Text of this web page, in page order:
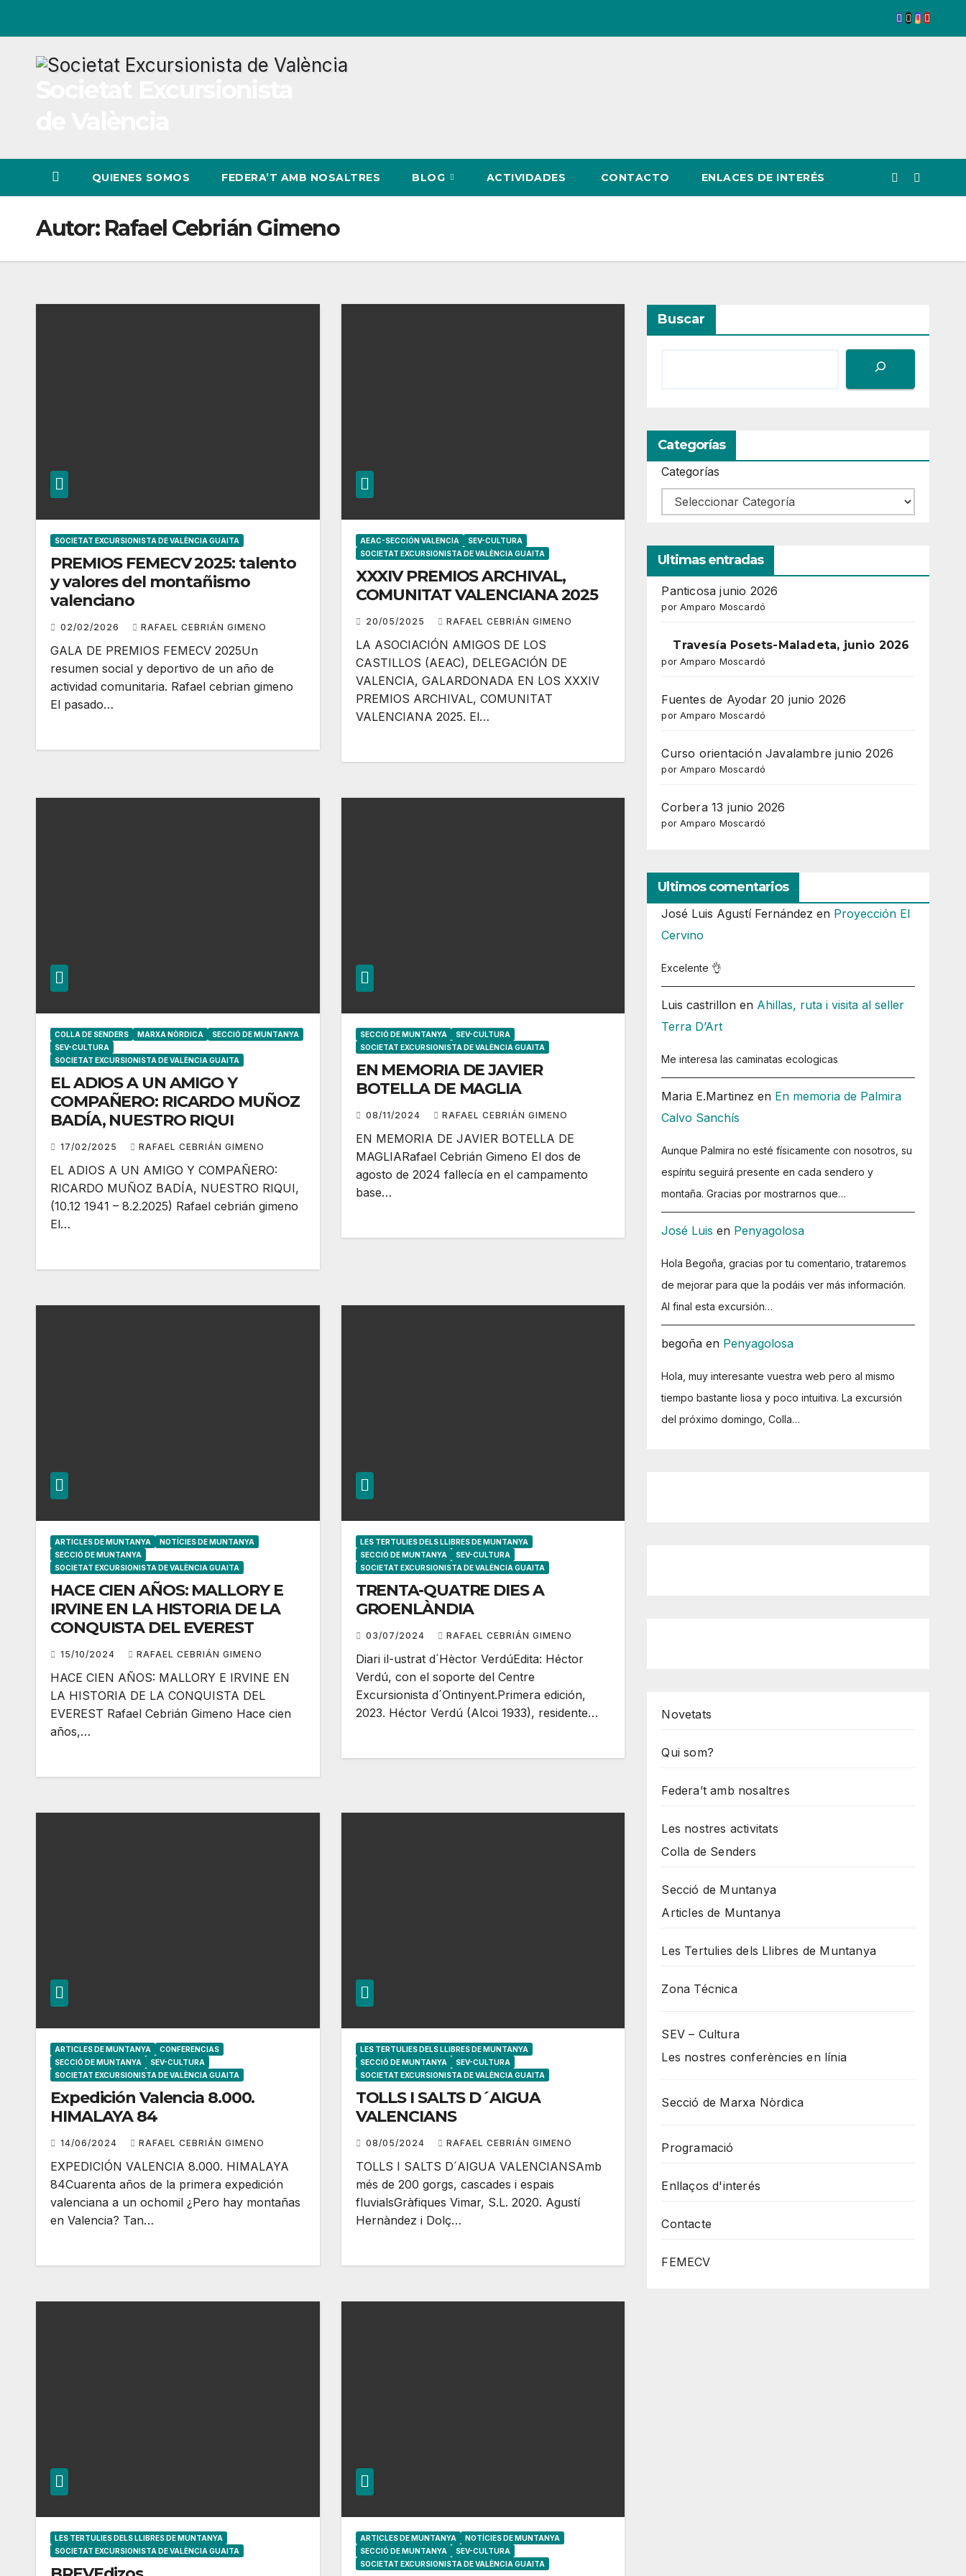
contenido
QUIENES SOMOS FEDERA’T AMB NOSALTRES BLOG ACTIVIDADES CONTACTO ENLACES DE INTERÉS
Autor: Rafael Cebrián Gimeno
SOCIETAT EXCURSIONISTA DE VALÈNCIA GUAITA
PREMIOS FEMECV 2025: talento
y valores del montañismo
valenciano
02/02/2026 RAFAEL CEBRIÁN GIMENO
GALA DE PREMIOS FEMECV 2025Un
resumen social y deportivo de un año de
actividad comunitaria. Rafael cebrian gimeno
El pasado…
AEAC-SECCIÓN VALENCIA
SEV-CULTURA
SOCIETAT EXCURSIONISTA DE VALÈNCIA GUAITA
XXXIV PREMIOS ARCHIVAL,
COMUNITAT VALENCIANA 2025
20/05/2025 RAFAEL CEBRIÁN GIMENO
LA ASOCIACIÓN AMIGOS DE LOS
CASTILLOS (AEAC), DELEGACIÓN DE
VALENCIA, GALARDONADA EN LOS XXXIV
PREMIOS ARCHIVAL, COMUNITAT
VALENCIANA 2025. El…
COLLA DE SENDERS MARXA NÒRDICA
SECCIÓ DE MUNTANYA
SEV-CULTURA
SOCIETAT EXCURSIONISTA DE VALÈNCIA GUAITA
EL ADIOS A UN AMIGO Y
COMPAÑERO: RICARDO MUÑOZ
BADÍA, NUESTRO RIQUI
17/02/2025 RAFAEL CEBRIÁN GIMENO
EL ADIOS A UN AMIGO Y COMPAÑERO:
RICARDO MUÑOZ BADÍA, NUESTRO RIQUI,
(10.12 1941 – 8.2.2025) Rafael cebrián gimeno
El…
SECCIÓ DE MUNTANYA
SEV-CULTURA
SOCIETAT EXCURSIONISTA DE VALÈNCIA GUAITA
EN MEMORIA DE JAVIER
BOTELLA DE MAGLIA
08/11/2024 RAFAEL CEBRIÁN GIMENO
EN MEMORIA DE JAVIER BOTELLA DE
MAGLIARafael Cebrián Gimeno El dos de
agosto de 2024 fallecía en el campamento
base…
ARTICLES DE MUNTANYA
NOTÍCIES DE MUNTANYA
SECCIÓ DE MUNTANYA
SOCIETAT EXCURSIONISTA DE VALÈNCIA GUAITA
HACE CIEN AÑOS: MALLORY E
IRVINE EN LA HISTORIA DE LA
CONQUISTA DEL EVEREST
15/10/2024 RAFAEL CEBRIÁN GIMENO
HACE CIEN AÑOS: MALLORY E IRVINE EN
LA HISTORIA DE LA CONQUISTA DEL
EVEREST Rafael Cebrián Gimeno Hace cien
años,…
LES TERTULIES DELS LLIBRES DE MUNTANYA
SECCIÓ DE MUNTANYA
SEV-CULTURA
SOCIETAT EXCURSIONISTA DE VALÈNCIA GUAITA
TRENTA-QUATRE DIES A
GROENLÀNDIA
03/07/2024 RAFAEL CEBRIÁN GIMENO
Diari il-ustrat d´Hèctor VerdúEdita: Héctor
Verdú, con el soporte del Centre
Excursionista d´Ontinyent.Primera edición,
2023. Héctor Verdú (Alcoi 1933), residente…
ARTICLES DE MUNTANYA
CONFERENCIAS
SECCIÓ DE MUNTANYA
SEV-CULTURA
SOCIETAT EXCURSIONISTA DE VALÈNCIA GUAITA
Expedición Valencia 8.000.
HIMALAYA 84
14/06/2024 RAFAEL CEBRIÁN GIMENO
EXPEDICIÓN VALENCIA 8.000. HIMALAYA
84Cuarenta años de la primera expedición
valenciana a un ochomil ¿Pero hay montañas
en Valencia? Tan…
LES TERTULIES DELS LLIBRES DE MUNTANYA
SECCIÓ DE MUNTANYA
SEV-CULTURA
SOCIETAT EXCURSIONISTA DE VALÈNCIA GUAITA
TOLLS I SALTS D´AIGUA
VALENCIANS
08/05/2024 RAFAEL CEBRIÁN GIMENO
TOLLS I SALTS D´AIGUA VALENCIANSAmb
més de 200 gorgs, cascades i espais
fluvialsGràfiques Vimar, S.L. 2020. Agustí
Hernàndez i Dolç…
LES TERTULIES DELS LLIBRES DE MUNTANYA
SOCIETAT EXCURSIONISTA DE VALÈNCIA GUAITA
ARTICLES DE MUNTANYA
NOTÍCIES DE MUNTANYA
SECCIÓ DE MUNTANYA
SEV-CULTURA
SOCIETAT EXCURSIONISTA DE VALÈNCIA GUAITA
Buscar
Categorías
Categorías
Ultimas entradas
Panticosa junio 2026
por Amparo Moscardó
Travesía Posets-Maladeta, junio 2026
por Amparo Moscardó
Fuentes de Ayodar 20 junio 2026
por Amparo Moscardó
Curso orientación Javalambre junio 2026
por Amparo Moscardó
Corbera 13 junio 2026
por Amparo Moscardó
Ultimos comentarios
José Luis Agustí Fernández en Proyección El
Cervino
Excelente 👌
Luis castrillon en Ahillas, ruta i visita al seller
Terra D’Art
Me interesa las caminatas ecologicas
Maria E.Martinez en En memoria de Palmira
Calvo Sanchís
Aunque Palmira no esté físicamente con nosotros, su
espíritu seguirá presente en cada sendero y
montaña. Gracias por mostrarnos que…
José Luis en Penyagolosa
Hola Begoña, gracias por tu comentario, trataremos
de mejorar para que la podáis ver más información.
Al final esta excursión…
begoña en Penyagolosa
Hola, muy interesante vuestra web pero al mismo
tiempo bastante liosa y poco intuitiva. La excursión
del próximo domingo, Colla…
Novetats
Qui som?
Federa’t amb nosaltres
Les nostres activitats
Colla de Senders
Secció de Muntanya
Articles de Muntanya
Les Tertulies dels Llibres de Muntanya
Zona Técnica
SEV – Cultura
Les nostres conferències en línia
Secció de Marxa Nòrdica
Programació
Enllaços d'interés
Contacte
FEMECV